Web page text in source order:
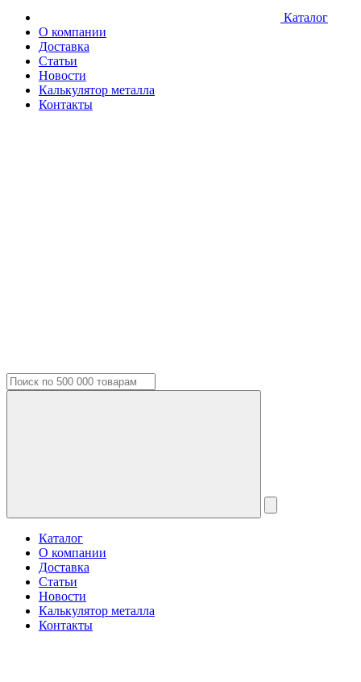
Каталог
О компании
Доставка
Статьи
Новости
Калькулятор металла
Контакты
Каталог
О компании
Доставка
Статьи
Новости
Калькулятор металла
Контакты